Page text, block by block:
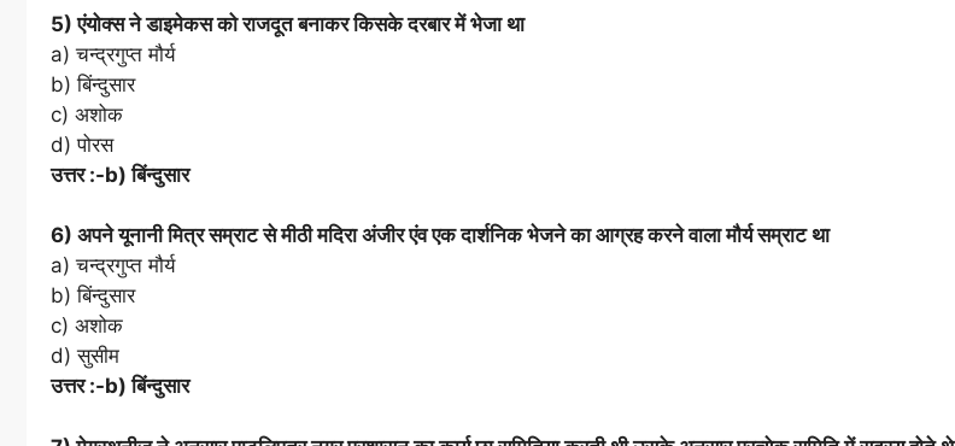
5) एंयोक्स ने डाइमेकस को राजदूत बनाकर किसके दरबार में भेजा था
a) चन्द्रगुप्त मौर्य
b) बिंन्दुसार
c) अशोक
d) पोरस
उत्तर :-b) बिंन्दुसार
6) अपने यूनानी मित्र सम्राट से मीठी मदिरा अंजीर एंव एक दार्शनिक भेजने का आग्रह करने वाला मौर्य सम्राट था
a) चन्द्रगुप्त मौर्य
b) बिंन्दुसार
c) अशोक
d) सुसीम
उत्तर :-b) बिंन्दुसार